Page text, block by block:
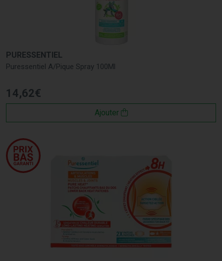
PURESSENTIEL
Puressentiel A/Pique Spray 100Ml
14,62€
Ajouter